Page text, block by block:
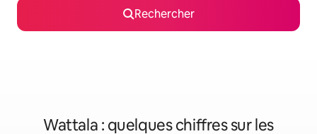
Rechercher
Wattala : quelques chiffres sur les